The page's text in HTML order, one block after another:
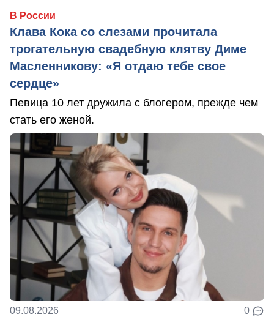
В России
Клава Кока со слезами прочитала
трогательную свадебную клятву Диме
Масленникову: «Я отдаю тебе свое
сердце»
Певица 10 лет дружила с блогером, прежде чем
стать его женой.
09.08.2026 0